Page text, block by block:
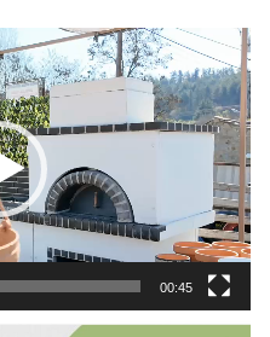
00:45